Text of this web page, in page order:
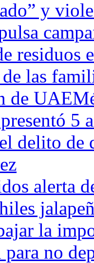
y
residuos
las
de
5
delito de
alerta
la
para no